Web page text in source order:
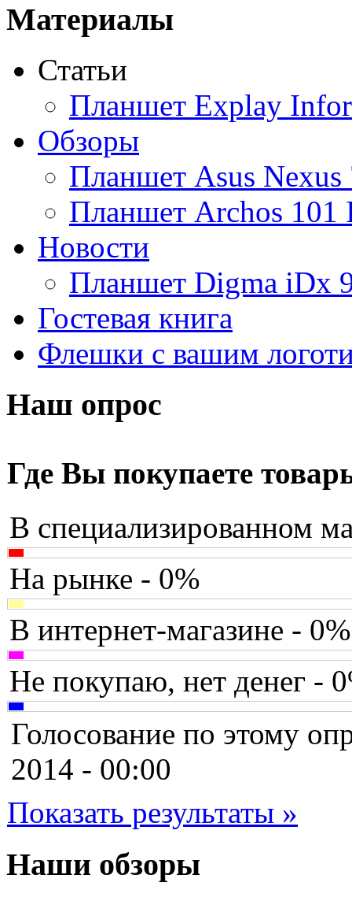
Acme
Ainol(9)
Altinet
Amazon
Amber
Ampe(1)
Apache
Apple(28)
Apriori
Archos(1)
Armaggeddon
Assistant
Asus(35)
Barnes&noble
Brain
Brava
Canyon
Cbr
Chicony
Codegen
Cooler master
Cube(7)
Cyborg
Datex
Материалы
Статьи
Планшет Explay
Обзоры
Планшет Asus Nexus
Планшет Archos 101
Новости
Планшет Digma iDx
Гостевая книга
Флешки с вашим
Наш опрос
Где Вы покупаете
В специализированном
На рынке - 0%
В интернет-магазине - 0%
Не покупаю, нет денег -
Голосование по этому
2014 - 00:00
Показать результаты »
Наши обзоры